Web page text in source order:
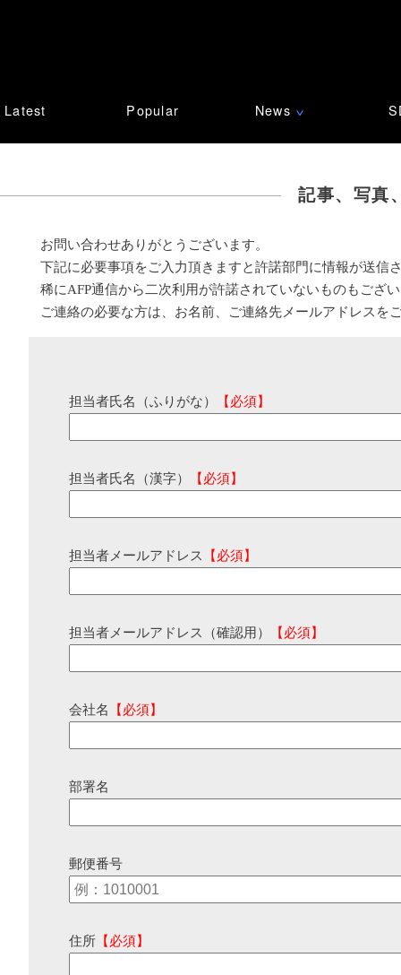
Latest Popular News ∨
記事、写真
お問い合わせありがとうございます。
下記に必要事項をご入力頂きますと許諾部門に情報が送信
稀にAFP通信から二次利用が許諾されていないものもござ
ご連絡の必要な方は、お名前、ご連絡先メールアドレスを
担当者氏名（ふりがな） 【必須】
担当者氏名（漢字） 【必須】
担当者メールアドレス 【必須】
担当者メールアドレス（確認用） 【必須】
会社名 【必須】
部署名
郵便番号
住所 【必須】